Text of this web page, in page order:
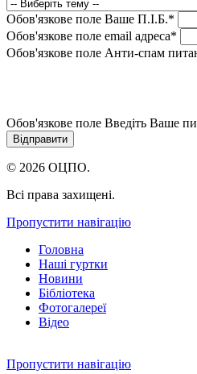
Обов'язкове поле Ваше П.I.Б.*
Обов'язкове поле email адреса*
Обов'язкове поле Анти-спам
Обов'язкове поле Введіть Ваше
© 2026 ОЦПО.
Всі права захищені.
Пропустити навігацію
Головна
Наші гуртки
Новини
Бібліотека
Фотогалереї
Відео
Пропустити навігацію